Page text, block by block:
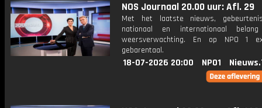
NOS Journaal 20.00 uur: Afl. 29
Met het laatste nieuws,
nationaal en internationaal
weersverwachting. En op NPO 1
gebarentaal.
18-07-2026 20:00 NPO1